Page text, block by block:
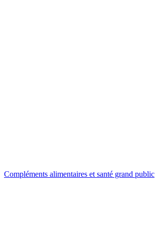
Compléments alimentaires et santé grand public